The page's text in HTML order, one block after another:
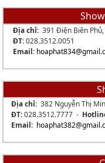
Địa chỉ:391 Điện Biên Phủ,
ĐT:028.3512.0051
Email: hoaphat834
Địa chỉ:382 Nguyễn Thị
ĐT:028.3512.7777 -
Email: